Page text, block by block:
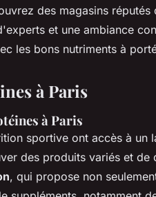
des magasins réputés
et une ambiance
les bons nutriments à
à Paris
à Paris
sportive ont accès à un
des produits variés et de
, qui propose non